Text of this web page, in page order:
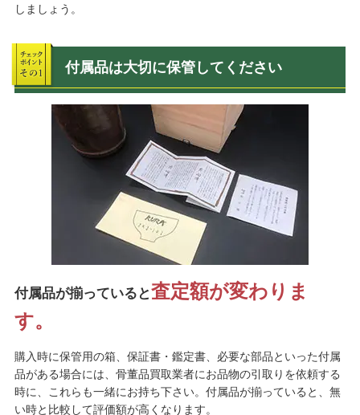
しましょう。
付属品は大切に保管してください
付属品が揃っていると査定額が変わりま
す。
購入時に保管用の箱、保証書・鑑定書、必要な部品といった付属
品がある場合には、骨董品買取業者にお品物の引取りを依頼する
時に、これらも一緒にお持ち下さい。付属品が揃っていると、無
い時と比較して評価額が高くなります。